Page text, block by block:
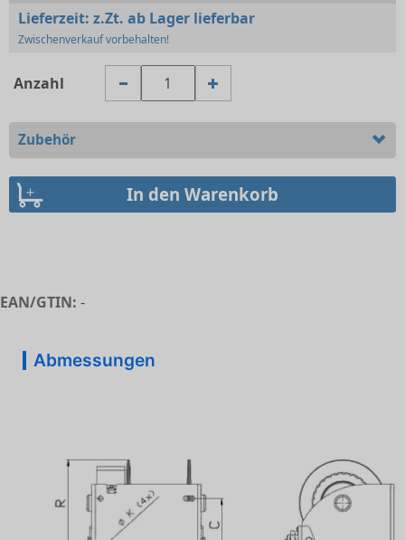
Lieferzeit: z.Zt. ab Lager lieferbar
Zwischenverkauf vorbehalten!
Anzahl
Zubehör
EAN/GTIN: -
Abmessungen